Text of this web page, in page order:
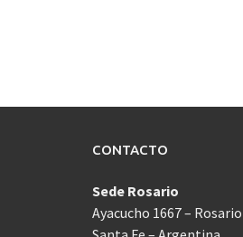
CONTACTO
Sede Rosario
Ayacucho 1667 – Rosario